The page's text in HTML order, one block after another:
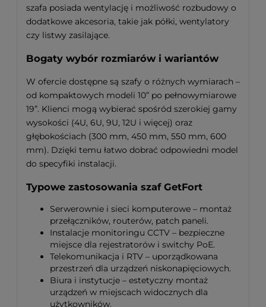
szafa posiada wentylację i możliwość rozbudowy o
dodatkowe akcesoria, takie jak półki, wentylatory
czy listwy zasilające.
Bogaty wybór rozmiarów i wariantów
W ofercie dostępne są szafy o różnych wymiarach –
od kompaktowych modeli 10” po pełnowymiarowe
19”. Klienci mogą wybierać spośród szerokiej gamy
wysokości (4U, 6U, 9U, 12U i więcej) oraz
głębokościach (300 mm, 450 mm, 550 mm, 600
mm). Dzięki temu łatwo dobrać odpowiedni model
do specyfiki instalacji.
Typowe zastosowania szaf GetFort
Serwerownie i sieci komputerowe – montaż
przełączników, routerów, patch paneli.
Instalacje monitoringu CCTV – bezpieczne
miejsce dla rejestratorów i switchy PoE.
Telekomunikacja i RTV – uporządkowana
przestrzeń dla urządzeń niskonapięciowych.
Biura i instytucje – estetyczny montaż
urządzeń w miejscach widocznych dla
użytkowników.